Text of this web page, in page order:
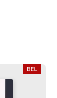
BEL